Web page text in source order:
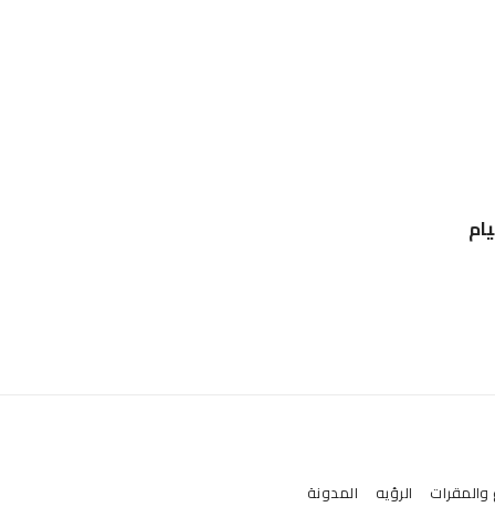
والمقرات الرؤيه المدونة